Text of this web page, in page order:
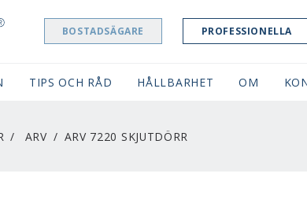
BOSTADSÄGARE PROFESSIONELLA
TIPS OCH RÅD HÅLLBARHET OM
ARV ARV 7220 SKJUTDÖRR